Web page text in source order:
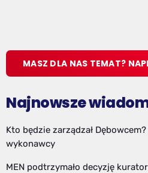
MASZ DLA NAS TEMAT?
Najnowsze
Kto będzie zarządzał
wykonawcy
MEN podtrzymało decyzję